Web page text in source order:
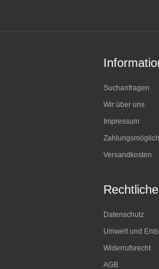
Suchanfragen
Wir über uns
Impressum
Versandkosten
Datenschutz
Umwelt und
Widerrufsrecht
AGB